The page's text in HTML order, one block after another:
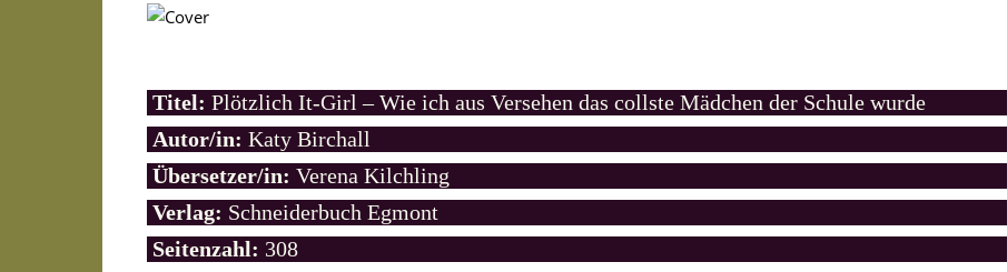
Titel: Plötzlich It-Girl – Wie ich aus Versehen das collste Mädchen der Schule wurde
Autor/in: Katy Birchall
Übersetzer/in: Verena Kilchling
Verlag: Schneiderbuch Egmont
Seitenzahl: 308